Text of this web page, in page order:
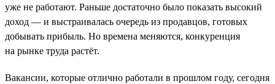
уже не работают. Раньше достаточно было показать высокий
доход — и выстраивалась очередь из продавцов, готовых
добывать прибыль. Но времена меняются, конкуренция
на рынке труда растёт.
Вакансии, которые отлично работали в прошлом году, сегодня